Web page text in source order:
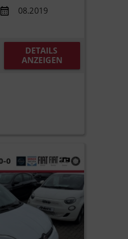
08.2019
DETAILS
ANZEIGEN